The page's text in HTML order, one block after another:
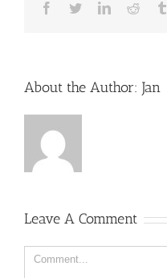
Facebook
TwitterLinkedinReddit
About the Author: Jan
Leave A Comment
Comment